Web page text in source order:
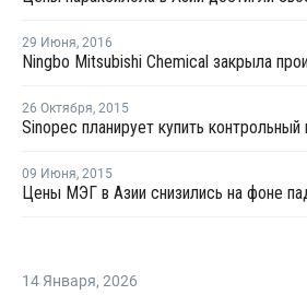
29 Июня, 2016
26 Октября, 2015
09 Июня, 2015
Цены МЭГ в Азии снизились на фоне
14 Января, 2026